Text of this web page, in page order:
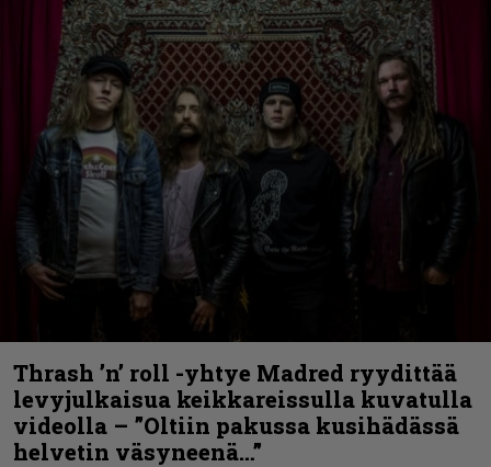
Thrash ’n’ roll -yhtye Madred ryydittää
levyjulkaisua keikkareissulla kuvatulla
videolla – ”Oltiin pakussa kusihädässä
helvetin väsyneenä…”